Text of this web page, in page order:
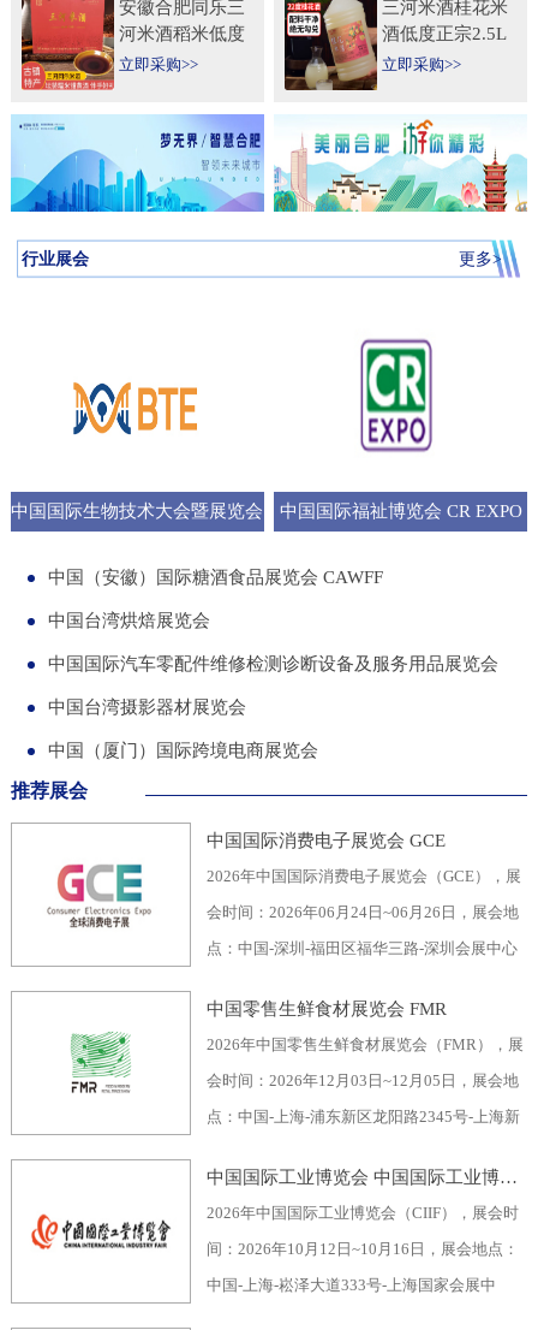
安徽合肥同乐三
河米酒稻米低度
甜黄酒坛装
送礼自饮
立即采购>>
三河米酒桂花米
酒低度正宗2.5L
桶纯手工安徽糯
立即采购>>
行业展会 更多>
中国国际生物技术大会暨展览会 中国国际福祉博览会 CR EXPO
中国（安徽）国际糖酒食品展览会 CAWFF
中国台湾烘焙展览会
中国国际汽车零配件维修检测诊断设备及服务用品展览会
中国台湾摄影器材展览会
中国（厦门）国际跨境电商展览会
推荐展会
中国国际消费电子展览会 GCE
2026年中国国际消费电子展览会（GCE），展
会时间：2026年06月24日~06月26日，展会地
点：中国-深圳-福田区福华三路-深圳会展中心
深圳振华展览有限公司，举办周期：一年一
届，展会面积：40000平米，参展观众：60000
人，参展商数量及参展品牌达到400家。2026
全球消费电子展暨深圳国际消费电子展览
会“GCE”，致力于为全球消费电子生产企业、
中国零售生鲜食材展览会 FMR
2026年中国零售生鲜食材展览会（FMR），展
会时间：2026年12月03日~12月05日，展会地
点：中国-上海-浦东新区龙阳路2345号-上海新
企业协会自有品牌专业委员会，举办周期：一
年一届，展会面积：70000平米，参展观众：
30000人，参展商数量及参展品牌达到1500
家。中国零售生鲜食材展览会FMR（国际生鲜
中国国际工业博览会 中国国际工业博览会 CIIF
2026年中国国际工业博览会（CIIF），展会时
间：2026年10月12日~10月16日，展会地点：
中国-上海-崧泽大道333号-上海国家会展中